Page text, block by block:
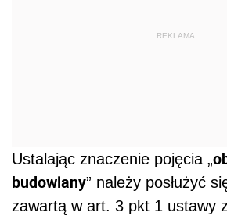
REKLAMA
Ustalając znaczenie pojęcia „
budowlany” należy posłużyć
zawartą w art. 3 pkt 1 ustawy